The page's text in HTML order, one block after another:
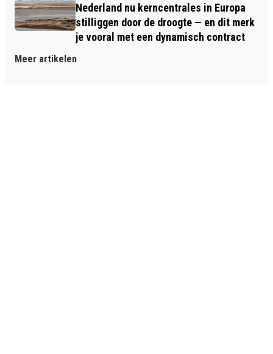
Nederland nu kerncentrales in Europa
stilliggen door de droogte — en dit merk
je vooral met een dynamisch contract
Meer artikelen